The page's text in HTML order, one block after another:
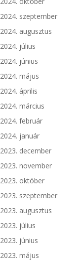
2024. szeptember
2024. augusztus
2024. július
2024. június
2024. május
2024. április
2024. március
2024. február
2024. január
2023. december
2023. november
2023. október
2023. szeptember
2023. augusztus
2023. július
2023. június
2023. május